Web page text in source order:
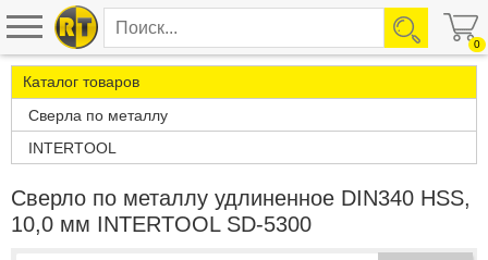
0
Каталог товаров
Сверла по металлу
INTERTOOL
Сверло по металлу удлиненное DIN340 HSS,
10,0 мм INTERTOOL SD-5300